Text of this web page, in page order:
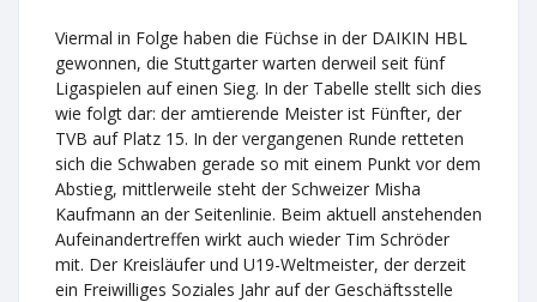
Viermal in Folge haben die Füchse in der DAIKIN HBL
gewonnen, die Stuttgarter warten derweil seit fünf
Ligaspielen auf einen Sieg. In der Tabelle stellt sich dies
wie folgt dar: der amtierende Meister ist Fünfter, der
TVB auf Platz 15. In der vergangenen Runde retteten
sich die Schwaben gerade so mit einem Punkt vor dem
Abstieg, mittlerweile steht der Schweizer Misha
Kaufmann an der Seitenlinie. Beim aktuell anstehenden
Aufeinandertreffen wirkt auch wieder Tim Schröder
mit. Der Kreisläufer und U19-Weltmeister, der derzeit
ein Freiwilliges Soziales Jahr auf der Geschäftsstelle